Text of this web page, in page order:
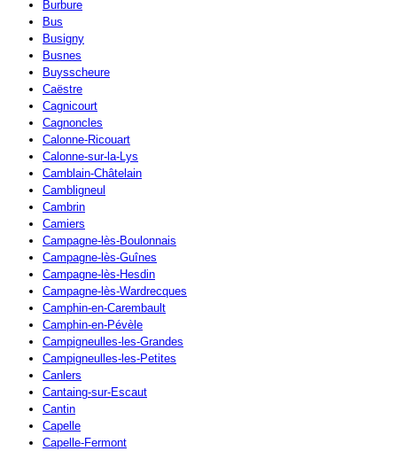
Burbure
Bus
Busigny
Busnes
Buysscheure
Caëstre
Cagnicourt
Cagnoncles
Calonne-Ricouart
Calonne-sur-la-Lys
Camblain-Châtelain
Cambligneul
Cambrin
Camiers
Campagne-lès-Boulonnais
Campagne-lès-Guînes
Campagne-lès-Hesdin
Campagne-lès-Wardrecques
Camphin-en-Carembault
Camphin-en-Pévèle
Campigneulles-les-Grandes
Campigneulles-les-Petites
Canlers
Cantaing-sur-Escaut
Cantin
Capelle
Capelle-Fermont